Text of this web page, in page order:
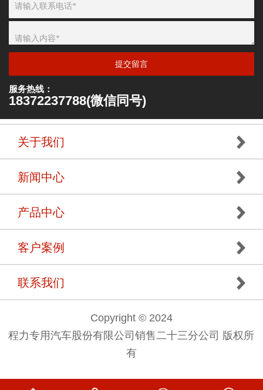
提交留言
服务热线：
18372237788(微信同号)
关于我们
新闻中心
产品中心
客户案例
联系我们
Copyright © 2024
程力专用汽车股份有限公司销售二十三分公司 版权所
有